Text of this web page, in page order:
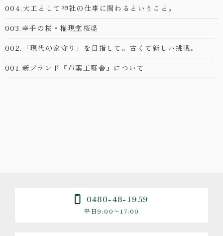
004.大工として神社の仕事に関わるということ。
003.幸手の桜・権現堂桜堤
002.「現代の家守り」を目指して。古くて新しい挑戦。
001.新ブランド『芦葉工藝舎』について
0480-48-1959
平日9:00〜17:00